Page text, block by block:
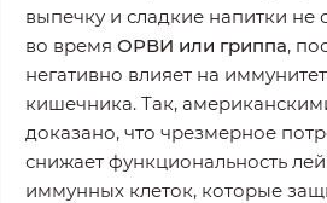
выпечку и сладкие напитки не
во время ОРВИ или гриппа,
негативно влияет на
кишечника. Так,
доказано, что чрезмерное
снижает функциональность
иммунных клеток, которые